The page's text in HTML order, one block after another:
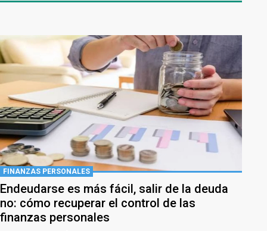
FINANZAS PERSONALES
Endeudarse es más fácil, salir de la deuda
no: cómo recuperar el control de las
finanzas personales